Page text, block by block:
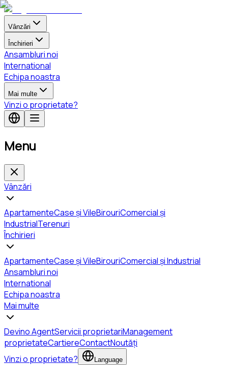
Vânzări
Închirieri
Ansambluri noi
International
Echipa noastra
Mai multe
Vinzi o proprietate?
Menu
Vânzări
ApartamenteCase și VileBirouriComercial și
IndustrialTerenuri
Închirieri
ApartamenteCase și VileBirouriComercial și Industrial
Ansambluri noi
International
Echipa noastra
Mai multe
Devino AgentServicii proprietariManagement
proprietateCartiereContactNoutăți
Vinzi o proprietate?
Language